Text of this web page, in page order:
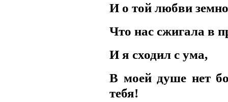
И о той любви
Что нас сжигала в
И я сходил с ума,
В моей душе нет
тебя!